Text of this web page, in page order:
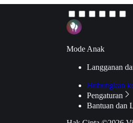
Mode Anak
Langganan
Hubungkan
Pengaturan
Bantuan dan